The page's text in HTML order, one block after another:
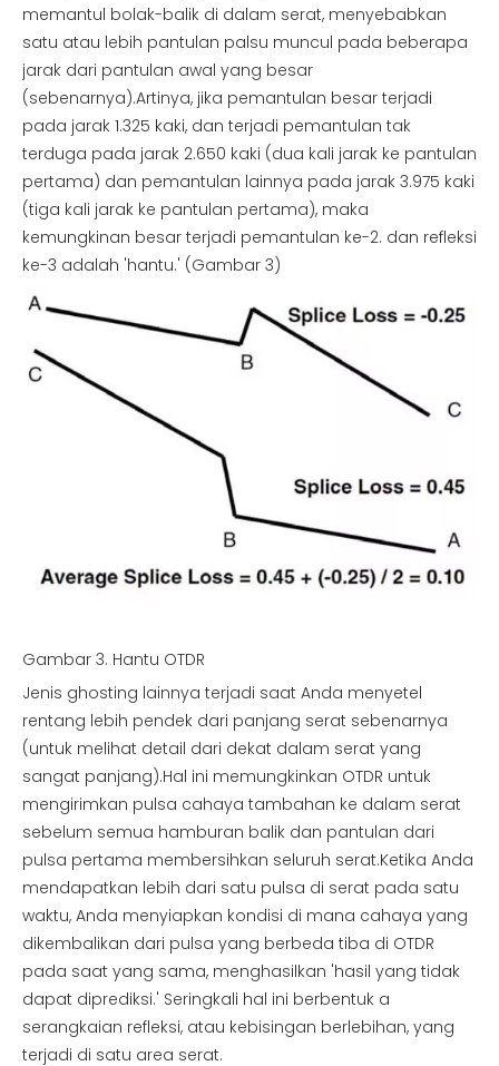
memantul bolak-balik di dalam serat, menyebabkan
satu atau lebih pantulan palsu muncul pada beberapa
jarak dari pantulan awal yang besar
(sebenarnya).Artinya, jika pemantulan besar terjadi
pada jarak 1.325 kaki, dan terjadi pemantulan tak
terduga pada jarak 2.650 kaki (dua kali jarak ke pantulan
pertama) dan pemantulan lainnya pada jarak 3.975 kaki
(tiga kali jarak ke pantulan pertama), maka
kemungkinan besar terjadi pemantulan ke-2. dan refleksi
ke-3 adalah 'hantu.' (Gambar 3)
Gambar 3. Hantu OTDR
Jenis ghosting lainnya terjadi saat Anda menyetel
rentang lebih pendek dari panjang serat sebenarnya
(untuk melihat detail dari dekat dalam serat yang
sangat panjang).Hal ini memungkinkan OTDR untuk
mengirimkan pulsa cahaya tambahan ke dalam serat
sebelum semua hamburan balik dan pantulan dari
pulsa pertama membersihkan seluruh serat.Ketika Anda
mendapatkan lebih dari satu pulsa di serat pada satu
waktu, Anda menyiapkan kondisi di mana cahaya yang
dikembalikan dari pulsa yang berbeda tiba di OTDR
pada saat yang sama, menghasilkan 'hasil yang tidak
dapat diprediksi.' Seringkali hal ini berbentuk a
serangkaian refleksi, atau kebisingan berlebihan, yang
terjadi di satu area serat.